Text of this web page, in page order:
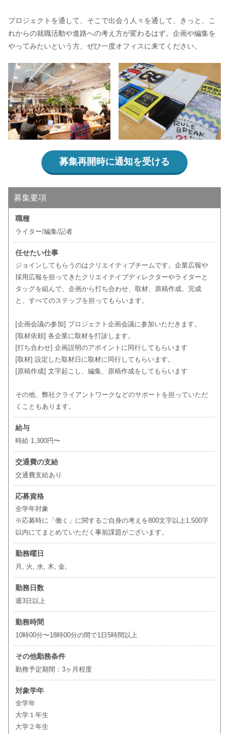
プロジェクトを通して、そこで出会う人々を通して、きっと、こ
れからの就職活動や進路への考え方が変わるはず。企画や編集を
やってみたいという方、ぜひ一度オフィスに来てください。
募集再開時に通知を受ける
募集要項
職種
ライター/編集/記者
任せたい仕事
ジョインしてもらうのはクリエイティブチームです。企業広報や
採用広報を担ってきたクリエイテイブディレクターやライターと
タッグを組んで、企画から打ち合わせ、取材、原稿作成、完成
と、すべてのステップを担ってもらいます。
[企画会議の参加] プロジェクト企画会議に参加いただきます。
[取材依頼] 各企業に取材を打診します。
[打ち合わせ] 企画説明のアポイントに同行してもらいます
[取材] 設定した取材日に取材に同行してもらいます。
[原稿作成] 文字起こし、編集、原稿作成をしてもらいます
その他、弊社クライアントワークなどのサポートを担っていただ
くこともあります。
給与
時給 1,300円〜
交通費の支給
交通費支給あり
応募資格
全学年対象
※応募時に「働く」に関するご自身の考えを800文字以上1,500字
以内にてまとめていただく事前課題がございます。
勤務曜日
月, 火, 水, 木, 金,
勤務日数
週3日以上
勤務時間
10時00分〜18時00分の間で1日5時間以上
その他勤務条件
勤務予定期間：3ヶ月程度
対象学年
全学年
大学１年生
大学２年生